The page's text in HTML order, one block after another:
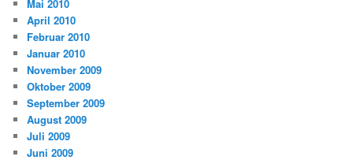
Mai 2010
April 2010
Februar 2010
Januar 2010
November 2009
Oktober 2009
September 2009
August 2009
Juli 2009
Juni 2009